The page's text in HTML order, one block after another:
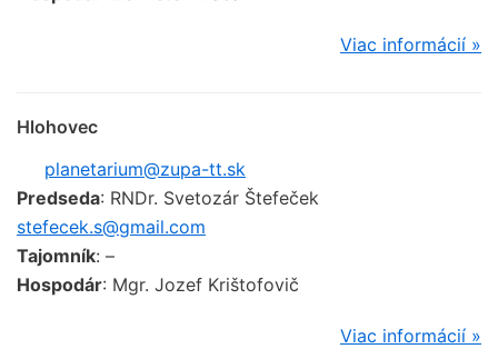
Viac informácií »
Hlohovec
planetarium@zupa-tt.sk
Predseda: RNDr. Svetozár Štefeček
stefecek.s@gmail.com
Tajomník: –
Hospodár: Mgr. Jozef Krištofovič
Viac informácií »